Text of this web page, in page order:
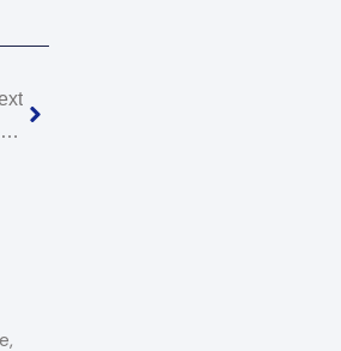
Steuerbegünstigte Zuwendungen An Arbeitnehmer: Beiträge Zu Einer Gruppenunfallversicherung